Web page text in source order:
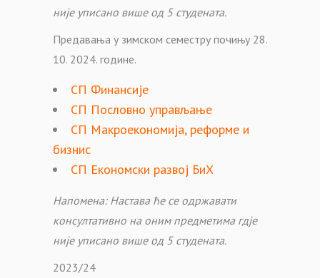
није уписано више од 5 студената.
Предавања у зимском семестру почињу 28.
10. 2024. године.
СП Финансије
СП Пословно управљање
СП Макроекономија, реформе и
бизнис
СП Економски развој БиХ
Напомена: Настава ће се одржавати
консултативно на оним предметима гдје
није уписано више од 5 студената.
2023/24